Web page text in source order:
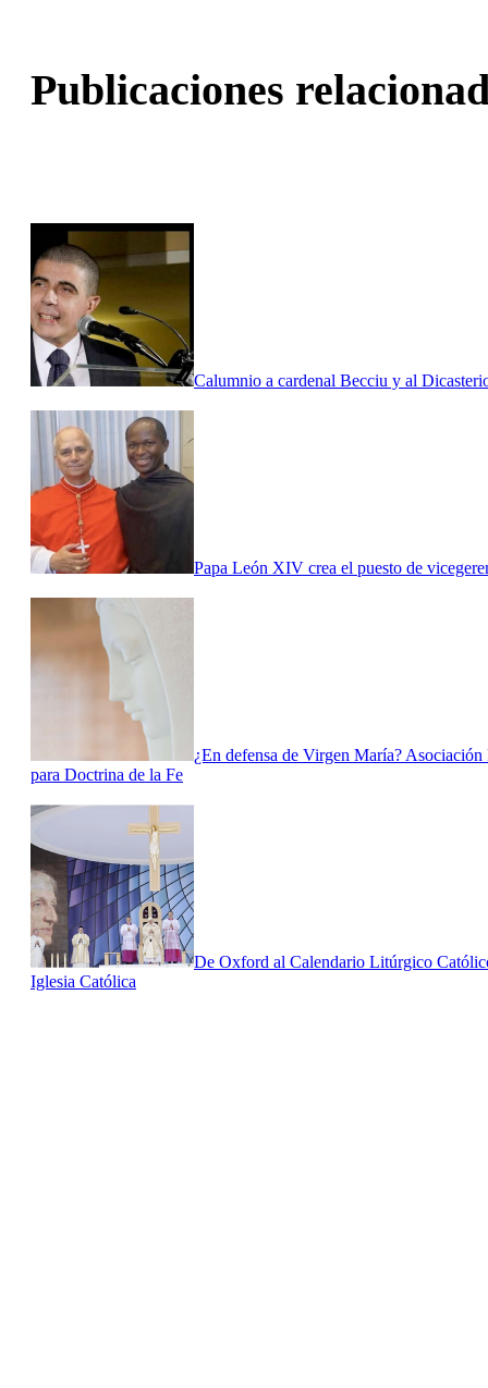
Publicaciones
Calumnio a cardenal Becciu y al
Papa León XIV crea el puesto de
¿En defensa de Virgen María?
para Doctrina de la Fe
De Oxford al Calendario Litúrgico
Iglesia Católica